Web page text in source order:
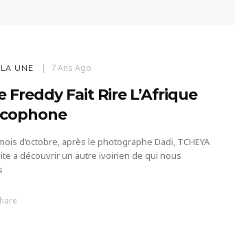
UNE 7 Ans Ago
Freddy Fait Rire L’Afrique
d’octobre, après le photographe Dadi, TCHEYA
a découvrir un autre ivoirien de qui nous